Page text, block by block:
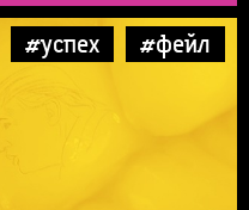
#успех #фейл